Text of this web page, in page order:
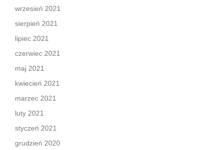
wrzesień 2021
sierpień 2021
lipiec 2021
czerwiec 2021
maj 2021
kwiecień 2021
marzec 2021
luty 2021
styczeń 2021
grudzień 2020